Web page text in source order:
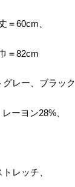
60cm、
82cm
レー、ブラック
ーヨン28%、
レッチ、